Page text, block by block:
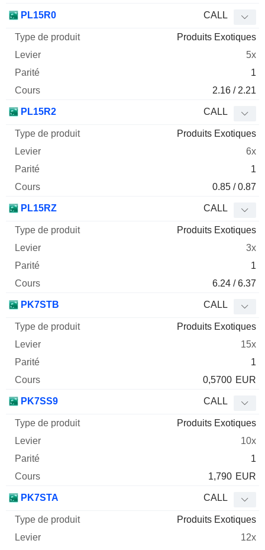
PL15R0 CALL
Produits Exotiques
5x
1
2.16 / 2.21
PL15R2 CALL
Produits Exotiques
6x
1
0.85 / 0.87
PL15RZ CALL
Produits Exotiques
3x
1
6.24 / 6.37
PK7STB CALL
Produits Exotiques
15x
1
0,5700 EUR
PK7SS9 CALL
Produits Exotiques
10x
1
1,790 EUR
PK7STA CALL
Produits Exotiques
12x